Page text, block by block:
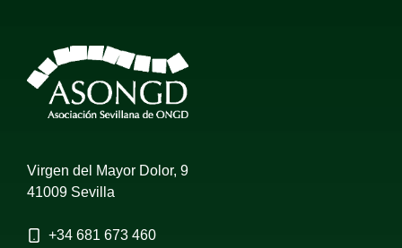
Virgen del Mayor Dolor, 9
41009 Sevilla
+34 681 673 460